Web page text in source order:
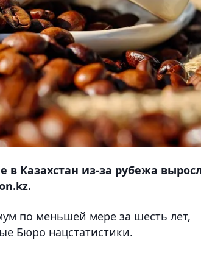
в Казахстан из-за рубежа
по меньшей мере за шесть лет,
Бюро нацстатистики.